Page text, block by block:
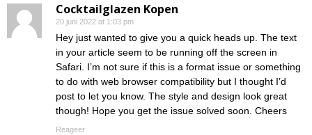
Cocktailglazen Kopen
20 juni 2022 at 1:03 pm
Hey just wanted to give you a quick heads up. The text
in your article seem to be running off the screen in
Safari. I’m not sure if this is a format issue or something
to do with web browser compatibility but I thought I’d
post to let you know. The style and design look great
though! Hope you get the issue solved soon. Cheers
Reageer